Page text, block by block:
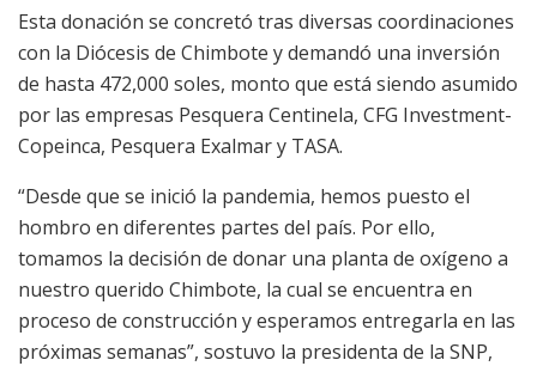
Esta donación se concretó tras diversas coordinaciones
con la Diócesis de Chimbote y demandó una inversión
de hasta 472,000 soles, monto que está siendo asumido
por las empresas Pesquera Centinela, CFG Investment-
Copeinca, Pesquera Exalmar y TASA.
“Desde que se inició la pandemia, hemos puesto el
hombro en diferentes partes del país. Por ello,
tomamos la decisión de donar una planta de oxígeno a
nuestro querido Chimbote, la cual se encuentra en
proceso de construcción y esperamos entregarla en las
próximas semanas”, sostuvo la presidenta de la SNP,